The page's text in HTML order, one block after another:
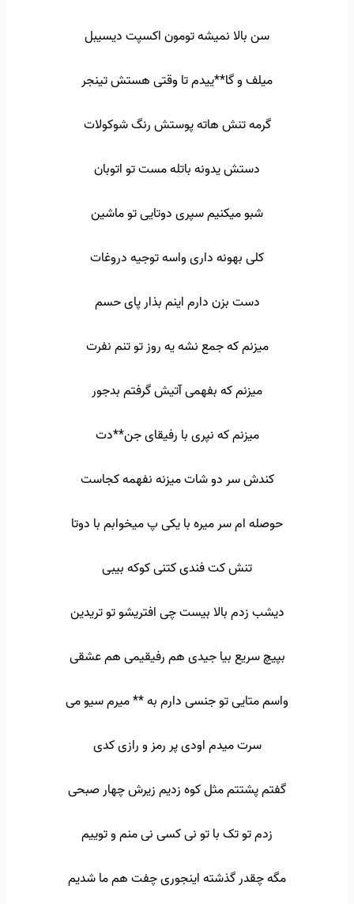
سن بالا نمیشه تومون اکسپت دیسیبل
میلف و گا**ییدم تا وقتی هستش تینجر
گرمه تنش هاته پوستش رنگ شوکولات
دستش یدونه باتله مست تو اتوبان
شبو میکنیم سپری دوتایی تو ماشین
کلی بهونه داری واسه توجیه دروغات
دست بزن دارم اینم بذار پای حسم
میزنم که جمع نشه یه روز تو تنم نفرت
میزنم که بفهمی آتیش گرفتم بدجور
میزنم که نپری با رفیقای جن**دت
کندش سر دو شات میزنه نفهمه کجاست
حوصله ام سر میره با یکی پ میخوابم با دوتا
تنش کت فندی کتنی کوکه بیبی
دیشب زدم بالا بیست چی افتریشو تو تریدین
بپیچ سریع بیا جیدی هم رفیقیمی هم عشقی
واسم متایی تو جنسی دارم به ** میرم سیو می
سرت میدم اودی پر رمز و رازی کدی
گفتم پشتتم مثل کوه زدیم زیرش چهار صبحی
زدم تو تک با تو نی کسی نی منم و توییم
مگه چقدر گذشته اینجوری چفت هم ما شدیم